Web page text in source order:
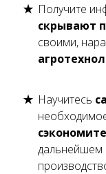
Получите
скрывают
своими,
Научитесь
сэкономите
дальнейшем